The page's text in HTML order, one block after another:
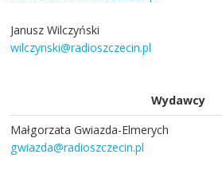
Janusz Wilczyński
wilczynski@radioszczecin.pl
Wydawcy
Małgorzata Gwiazda-Elmerych
gwiazda@radioszczecin.pl